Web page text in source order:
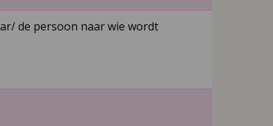
de persoon naar wie wordt